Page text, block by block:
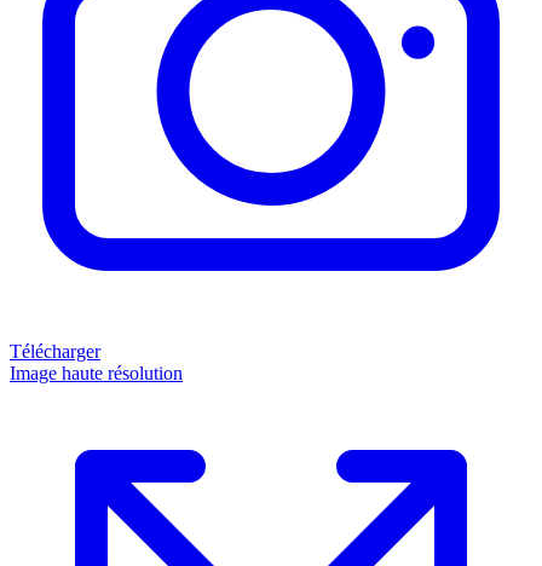
Télécharger
Image haute résolution